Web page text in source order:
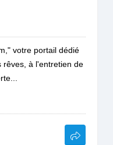
votre portail dédié
rêves, à l'entretien de